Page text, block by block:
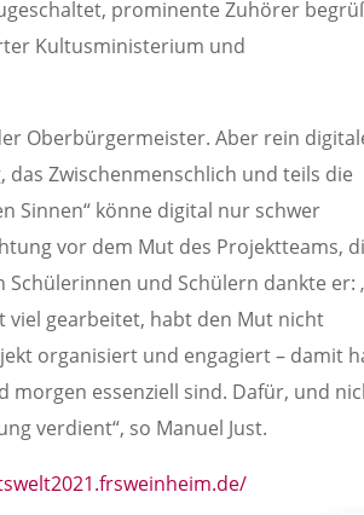
prominente Zuhörer
Kultusministerium und
Oberbürgermeister. Aber rein
das Zwischenmenschlich und teils die
Sinnen“ könne digital nur schwer
vor dem Mut des Projektteams,
und Schülern dankte er:
viel gearbeitet, habt den Mut nicht
organisiert und engagiert – damit
morgen essenziell sind. Dafür, und
verdient“, so Manuel Just.